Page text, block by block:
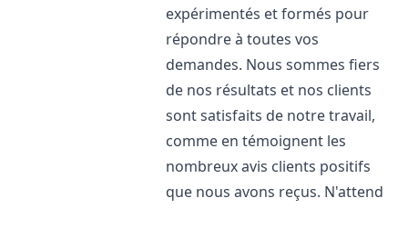
expérimentés et formés pour
répondre à toutes vos
demandes. Nous sommes fiers
de nos résultats et nos clients
sont satisfaits de notre travail,
comme en témoignent les
nombreux avis clients positifs
que nous avons reçus. N'attend